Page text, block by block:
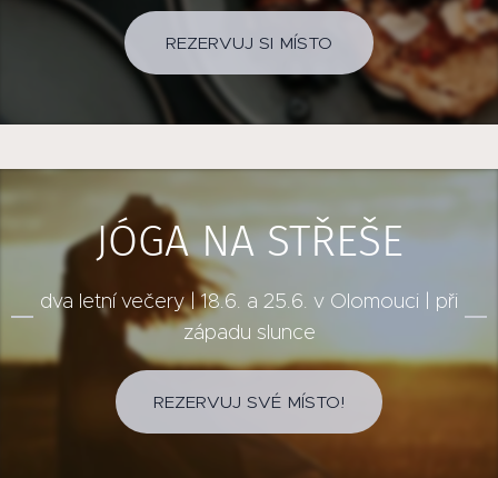
REZERVUJ SI MÍSTO
JÓGA NA STŘEŠE
dva letní večery | 18.6. a 25.6. v Olomouci | při
západu slunce
REZERVUJ SVÉ MÍSTO!